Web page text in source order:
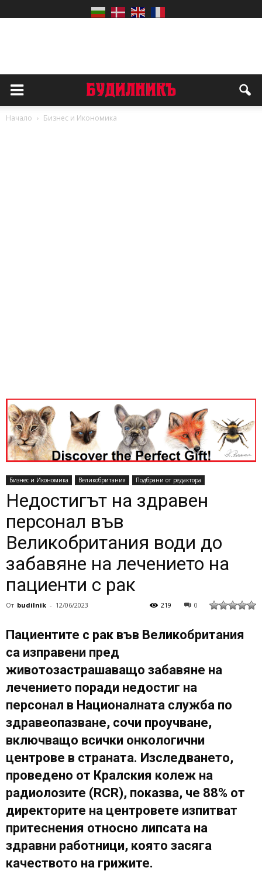
Начало Бизнес и Икономика
Бизнес и Икономика Великобритания Подбрани от редактора
Недостигът на здравен
персонал във
Великобритания води до
забавяне на лечението на
пациенти с рак
От budilnik - 12/06/2023 0
219
Пациентите с рак във Великобритания
са изправени пред
животозастрашаващо забавяне на
лечението поради недостиг на
персонал в Националната служба по
здравеопазване, сочи проучване,
включващо всички онкологични
центрове в страната. Изследването,
проведено от Кралския колеж на
радиолозите (RCR), показва, че 88% от
директорите на центровете изпитват
притеснения относно липсата на
здравни работници, която засяга
качеството на грижите.